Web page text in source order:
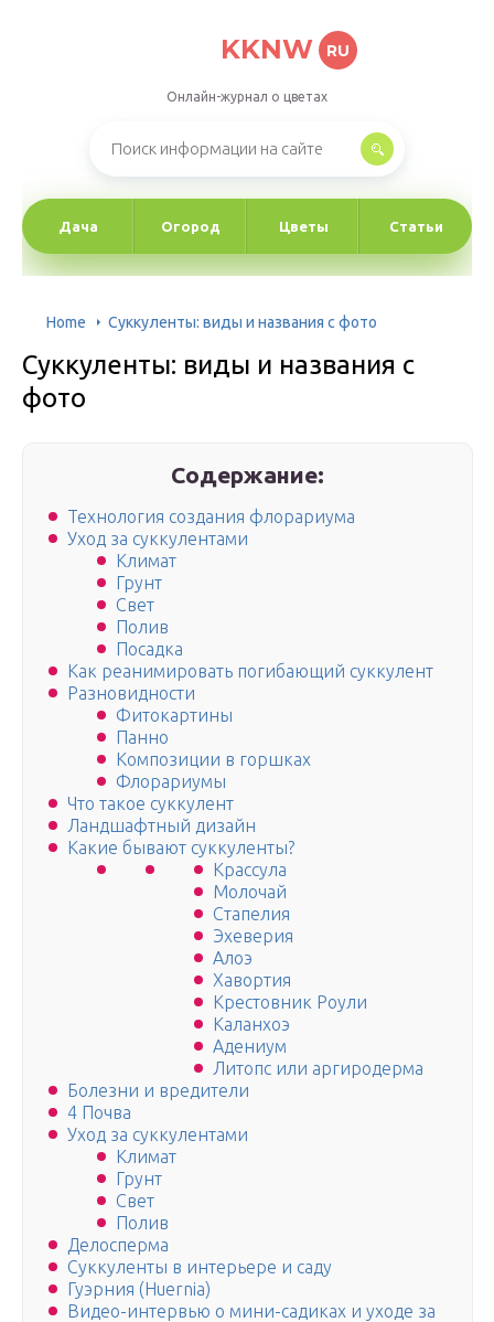
KKNW RU
Онлайн-журнал о цветах
Дача Огород Цветы Статьи
Home Суккуленты: виды и названия с фото
Суккуленты: виды и названия с
фото
Содержание:
Технология создания флорариума
Уход за суккулентами
Климат
Грунт
Свет
Полив
Посадка
Как реанимировать погибающий суккулент
Разновидности
Фитокартины
Панно
Композиции в горшках
Флорариумы
Что такое суккулент
Ландшафтный дизайн
Какие бывают суккуленты?
Крассула
Молочай
Стапелия
Эхеверия
Алоэ
Хавортия
Крестовник Роули
Каланхоэ
Адениум
Литопс или аргиродерма
Болезни и вредители
4 Почва
Уход за суккулентами
Климат
Грунт
Свет
Полив
Делосперма
Суккуленты в интерьере и саду
Гуэрния (Huernia)
Видео-интервью о мини-садиках и уходе за